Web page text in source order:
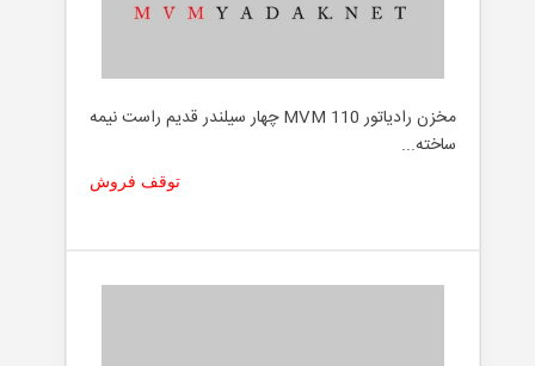
مخزن رادیاتور MVM 110 چهار سیلندر قدیم راست نیمه
ساخته...
توقف فروش